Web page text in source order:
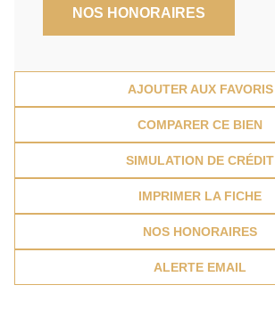
NOS HONORAIRES
AJOUTER AUX FAVORIS
COMPARER CE BIEN
SIMULATION DE CRÉDIT
IMPRIMER LA FICHE
NOS HONORAIRES
ALERTE EMAIL